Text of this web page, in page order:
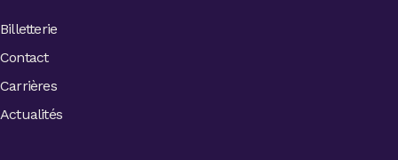
Billetterie
Contact
Carrières
Actualités